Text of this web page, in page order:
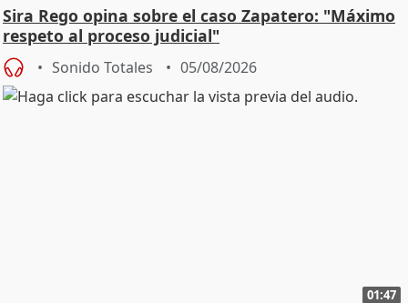
Sira Rego opina sobre el caso Zapatero: "Máximo
respeto al proceso judicial"
Sonido Totales 05/08/2026
01:47